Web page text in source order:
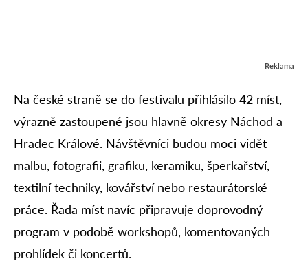
Reklama
Na české straně se do festivalu přihlásilo 42 míst,
výrazně zastoupené jsou hlavně okresy Náchod a
Hradec Králové. Návštěvníci budou moci vidět
malbu, fotografii, grafiku, keramiku, šperkařství,
textilní techniky, kovářství nebo restaurátorské
práce. Řada míst navíc připravuje doprovodný
program v podobě workshopů, komentovaných
prohlídek či koncertů.